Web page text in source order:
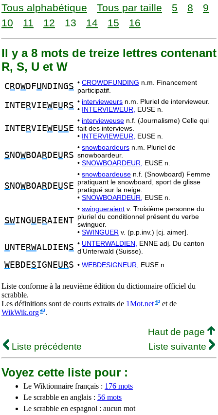
Tous alphabétique Tous par taille 5 8
9
10
11 12 13 14 15 16
Il y a 8 mots de treize lettres contenant
R, S, U et W
C ROWDFU NDINGS • CROWDFUNDING n.m. Financement
participatif.
INTE RVIEWEU RS • intervieweurs n.m. Pluriel de intervieweur.
• INTERVIEWEUR, EUSE n.
INTE RVIEWEUS E
• intervieweuse n.f. (Journalisme) Celle qui
fait des interviews.
• INTERVIEWEUR, EUSE n.
S NOWBOARDEU RS
• snowboardeurs n.m. Pluriel de
snowboardeur.
• SNOWBOARDEUR, EUSE n.
S NOWBOARDEUSE
• snowboardeuse n.f. (Snowboard) Femme
pratiquant le snowboard, sport de glisse
pratiqué sur la neige.
• SNOWBOARDEUR, EUSE n.
SWINGU E RAIENT
• swingueraient v. Troisième personne du
pluriel du conditionnel présent du verbe
swinguer.
• SWINGUER v. (p.p.inv.) [cj. aimer].
U NTE RWALDIEN S • UNTERWALDIEN,
ENNE adj. Du canton
d’Unterwald (Suisse).
WEBDESIGNEURS • WEBDESIGNEUR, EUSE n.
Liste conforme à la neuvième édition du dictionnaire officiel du
scrabble.
Les définitions sont de courts extraits de 1Mot.net
et de
WikWik.org
.
Haut de page
Liste précédente
Liste suivante
Voyez cette liste pour :
Le Wiktionnaire français : 176 mots
Le scrabble en anglais : 56 mots
Le scrabble en espagnol : aucun mot